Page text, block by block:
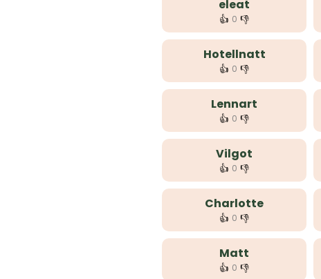
eleat
👍 0 👎
Hotellnatt
👍 0 👎
Lennart
👍 0 👎
Vilgot
👍 0 👎
Charlotte
👍 0 👎
Matt
👍 0 👎